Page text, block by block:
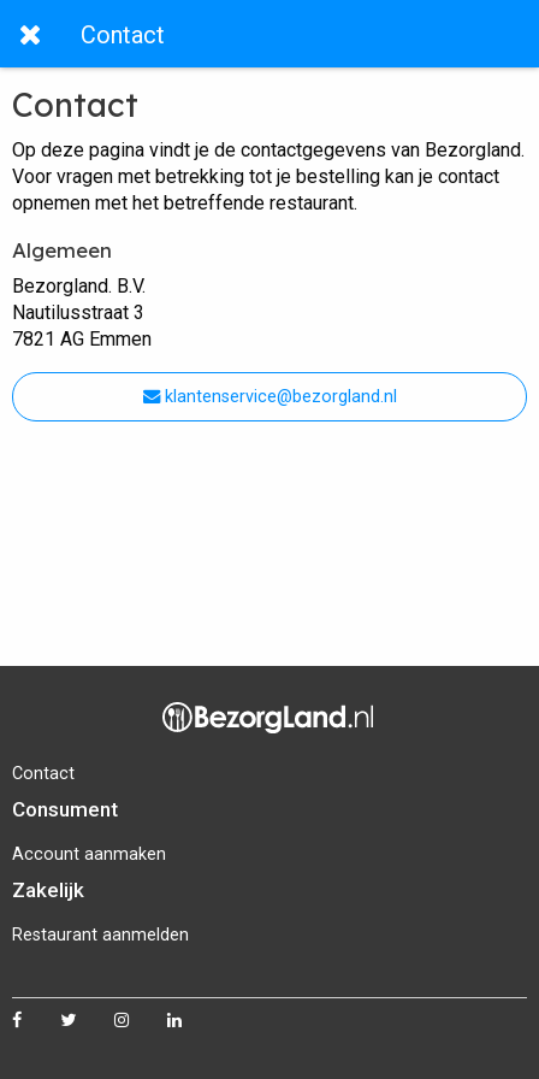
Contact
Contact
Op deze pagina vindt je de contactgegevens van Bezorgland.
Voor vragen met betrekking tot je bestelling kan je contact
opnemen met het betreffende restaurant.
Algemeen
Bezorgland. B.V.
Nautilusstraat 3
7821 AG Emmen
klantenservice@bezorgland.nl
Contact
Consument
Account aanmaken
Zakelijk
Restaurant aanmelden